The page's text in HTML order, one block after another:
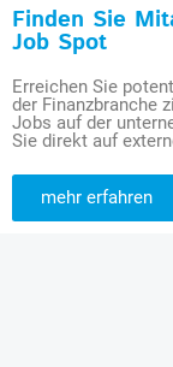
Finden Sie
Job Spot
Erreichen Sie
der Finanzbranche
Jobs auf der
Sie direkt auf
mehr erfahren